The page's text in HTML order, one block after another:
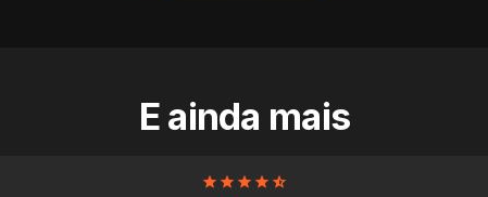
E ainda mais